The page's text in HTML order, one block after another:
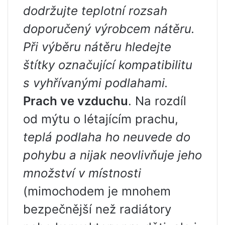
dodržujte teplotní rozsah
doporučený výrobcem nátěru.
Při výběru nátěru hledejte
štítky označující kompatibilitu
s vyhřívanými podlahami.
Prach ve vzduchu. Na rozdíl
od mýtu o létajícím prachu,
teplá podlaha ho neuvede do
pohybu a nijak neovlivňuje jeho
množství v místnosti
(mimochodem je mnohem
bezpečnější než radiátory